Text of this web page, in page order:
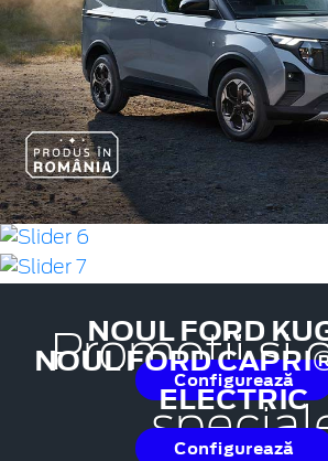
NOUL FORD
Configurează
NOUL FORD
ELECTRIC
Configurează
Promoții și